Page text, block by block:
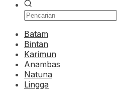
Batam
Bintan
Karimun
Anambas
Natuna
Lingga